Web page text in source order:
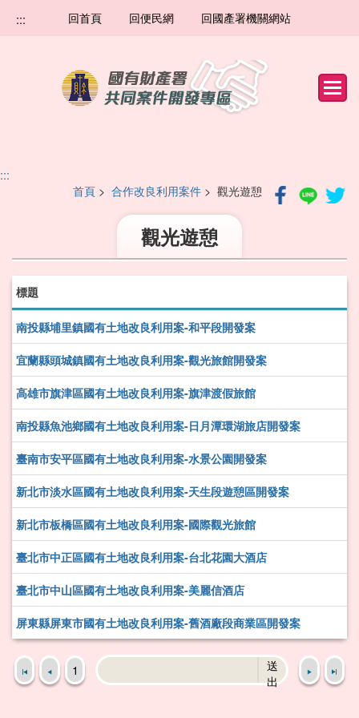
::: 回首頁 回便民網 回國產署機關網站
:::
首頁 > 合作改良利用案件 > 觀光遊憩
觀光遊憩
標題
南投縣埔里鎮國有土地改良利用案-和平段開發案
宜蘭縣頭城鎮國有土地改良利用案-觀光旅館開發案
高雄市旗津區國有土地改良利用案-旗津渡假旅館
南投縣魚池鄉國有土地改良利用案-日月潭環湖旅店開發案
臺南市安平區國有土地改良利用案-水景公園開發案
新北市淡水區國有土地改良利用案-天生段遊憩區開發案
新北市板橋區國有土地改良利用案-國際觀光旅館
臺北市中正區國有土地改良利用案-台北花園大酒店
臺北市中山區國有土地改良利用案-美麗信酒店
屏東縣屏東市國有土地改良利用案-舊酒廠段商業區開發案
1
送
出